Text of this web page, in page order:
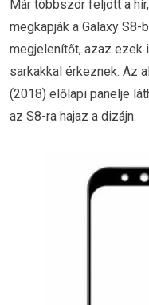
Már többször feljött a
megkapják a Galaxy
megjelenítőt, azaz ezek
sarkakkal érkeznek. Az
(2018) előlapi panelje
az S8-ra hajaz a dizájn.